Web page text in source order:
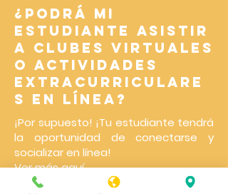
¿Podrá mi
estudiante asistir
a clubes virtuales
o actividades
extracurriculare
s en línea?
¡Por supuesto! ¡Tu estudiante tendrá
la oportunidad de conectarse y
socializar en línea!
Ver más aquí...